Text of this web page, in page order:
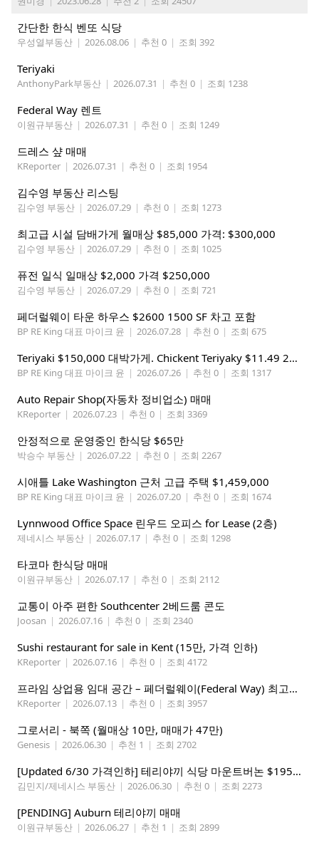
간단한 한식 벤또 식당
우성열부동산 | 2026.08.06 | 추천 0 | 조회 392
Teriyaki
AnthonyPark부동산 | 2026.07.31 | 추천 0 | 조회 1238
Federal Way 렌트
이원규부동산 | 2026.07.31 | 추천 0 | 조회 1249
드레스 샾 매매
KReporter | 2026.07.31 | 추천 0 | 조회 1954
김수영 부동산 리스팅
김수영 부동산 | 2026.07.29 | 추천 0 | 조회 1273
최고급 시설 담배가게 월매상 $85,000 가격: $300,000
김수영 부동산 | 2026.07.29 | 추천 0 | 조회 1025
퓨전 일식 일매상 $2,000 가격 $250,000
김수영 부동산 | 2026.07.29 | 추천 0 | 조회 721
페더럴웨이 타운 하우스 $2600 1500 SF 차고 포함
BP RE King 대표 마이크 윤 | 2026.07.28 | 추천 0 | 조회 675
Teriyaki $150,000 대박가게. Chickent Teriyaky $11.49 25 Min from Lynnwood
BP RE King 대표 마이크 윤 | 2026.07.26 | 추천 0 | 조회 1317
Auto Repair Shop(자동차 정비업소) 매매
KReporter | 2026.07.23 | 추천 0 | 조회 3369
안정적으로 운영중인 한식당 $65만
박승수 부동산 | 2026.07.22 | 추천 0 | 조회 2267
시애틀 Lake Washington 근처 고급 주택 $1,459,000
BP RE King 대표 마이크 윤 | 2026.07.20 | 추천 0 | 조회 1674
Lynnwood Office Space 린우드 오피스 for Lease (2층)
제네시스 부동산 | 2026.07.17 | 추천 0 | 조회 1298
타코마 한식당 매매
이원규부동산 | 2026.07.17 | 추천 0 | 조회 2112
교통이 아주 편한 Southcenter 2베드룸 콘도
Joosan | 2026.07.16 | 추천 0 | 조회 2340
Sushi restaurant for sale in Kent (15만, 가격 인하)
KReporter | 2026.07.16 | 추천 0 | 조회 4172
프라임 상업용 임대 공간 – 페더럴웨이(Federal Way) 최고의 가시성 입지
KReporter | 2026.07.13 | 추천 0 | 조회 3957
그로서리 - 북쪽 (월매상 10만, 매매가 47만)
Genesis | 2026.06.30 | 추천 1 | 조회 2702
[Updated 6/30 가격인하] 테리야끼 식당 마운트버논 $195,000
김민지/제네시스 부동산 | 2026.06.30 | 추천 0 | 조회 2273
[PENDING] Auburn 테리야끼 매매
이원규부동산 | 2026.06.27 | 추천 1 | 조회 2899